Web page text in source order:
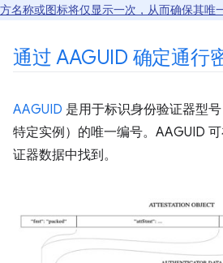
方名称或图标将仅显示一次，从而确保其唯
通过 AAGUID 确定通行
AAGUID 是用于标识身份验证器型
特定实例）的唯一编号。AAGUID
证器数据中找到。